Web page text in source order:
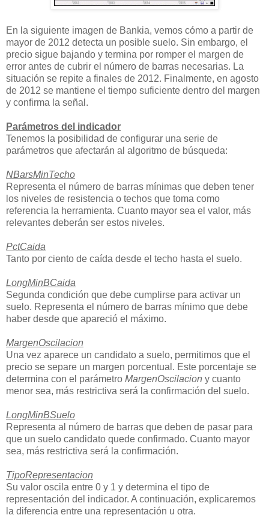
En la siguiente imagen de Bankia, vemos cómo a partir de
mayor de 2012 detecta un posible suelo. Sin embargo, el
precio sigue bajando y termina por romper el margen de
error antes de cubrir el número de barras necesarias. La
situación se repite a finales de 2012. Finalmente, en agosto
de 2012 se mantiene el tiempo suficiente dentro del margen
y confirma la señal.
Parámetros del indicador
Tenemos la posibilidad de configurar una serie de
parámetros que afectarán al algoritmo de búsqueda:
NBarsMinTecho
Representa el número de barras mínimas que deben tener
los niveles de resistencia o techos que toma como
referencia la herramienta. Cuanto mayor sea el valor, más
relevantes deberán ser estos niveles.
PctCaida
Tanto por ciento de caída desde el techo hasta el suelo.
LongMinBCaida
Segunda condición que debe cumplirse para activar un
suelo. Representa el número de barras mínimo que debe
haber desde que apareció el máximo.
MargenOscilacion
Una vez aparece un candidato a suelo, permitimos que el
precio se separe un margen porcentual. Este porcentaje se
determina con el parámetro MargenOscilacion y cuanto
menor sea, más restrictiva será la confirmación del suelo.
LongMinBSuelo
Representa al número de barras que deben de pasar para
que un suelo candidato quede confirmado. Cuanto mayor
sea, más restrictiva será la confirmación.
TipoRepresentacion
Su valor oscila entre 0 y 1 y determina el tipo de
representación del indicador. A continuación, explicaremos
la diferencia entre una representación u otra.